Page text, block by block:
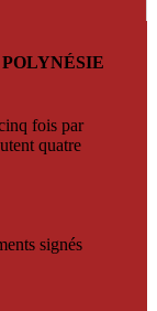
fois par
quatre
signés